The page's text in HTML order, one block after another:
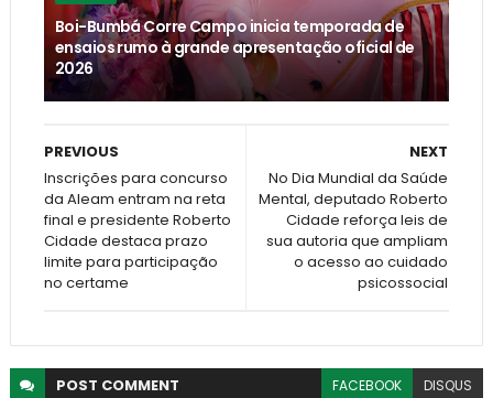
Boi-Bumbá Corre Campo inicia temporada de
ensaios rumo à grande apresentação oficial de
2026
NEXT
No Dia Mundial da Saúde
Mental, deputado Roberto
Cidade reforça leis de
sua autoria que ampliam
o acesso ao cuidado
psicossocial
PREVIOUS
Inscrições para concurso
da Aleam entram na reta
final e presidente Roberto
Cidade destaca prazo
limite para participação
no certame
POST COMMENT FACEBOOK DISQUS